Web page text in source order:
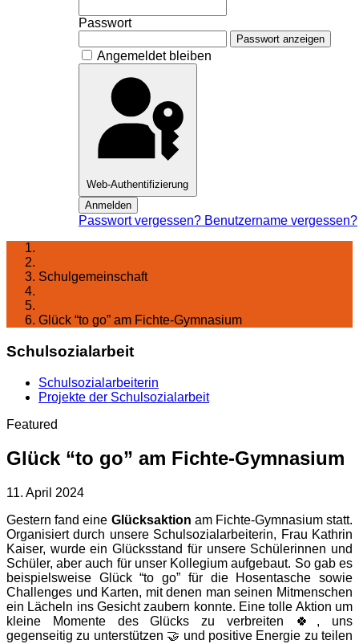
Passwort
Passwort anzeigen
Angemeldet bleiben
Web-Authentifizierung
Anmelden
Passwort vergessen? Benutzername vergessen?
Schulgemeinschaft
Glück “to go” am Fichte-Gymnasium
Schulsozialarbeit
Schulsozialarbeiterin
Projekte der Schulsozialarbeit
Featured
Glück “to go” am Fichte-Gymnasium
11. April 2024
Gestern fand eine Glücksaktion am Fichte-Gymnasium statt.
Organisiert durch unsere Schulsozialarbeiterin, Frau Kathrin
Kaiser, wurde ein Glücksstand für unsere Schülerinnen und
Schüler, aber auch für unser Kollegium aufgebaut. So gab es
beispielsweise Glück “to go” für die Hosentasche sowie
Challenges und Karten, mit denen man seinen Mitmenschen
ein Lächeln ins Gesicht zaubern konnte. Eine tolle Aktion um
kleine Momente des Glücks zu verbreiten 🍀, uns
gegenseitig zu unterstützen 🤝 und positive Energie zu teilen